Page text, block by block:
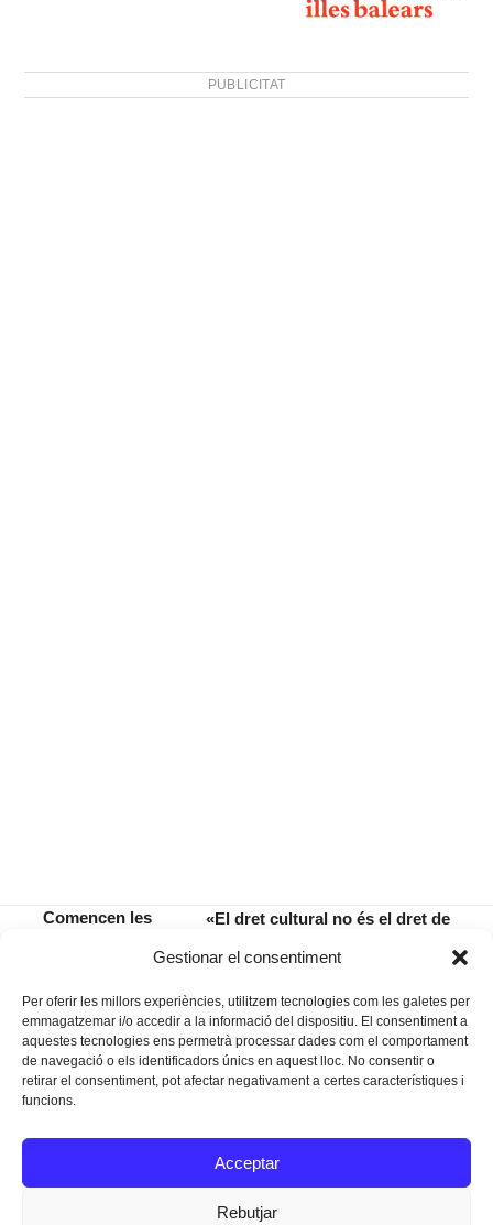
Gestionar el consentiment
Per oferir les millors experiències, utilitzem tecnologies com les galetes per
emmagatzemar i/o accedir a la informació del dispositiu. El consentiment a
aquestes tecnologies ens permetrà processar dades com el comportament
de navegació o els identificadors únics en aquest lloc. No consentir o
retirar el consentiment, pot afectar negativament a certes característiques i
funcions.
Acceptar
Rebutjar
PUBLICITAT
Comencen les
next
«El dret cultural no és el dret de
Instagram
Facebook
Twitter
Texts Legals